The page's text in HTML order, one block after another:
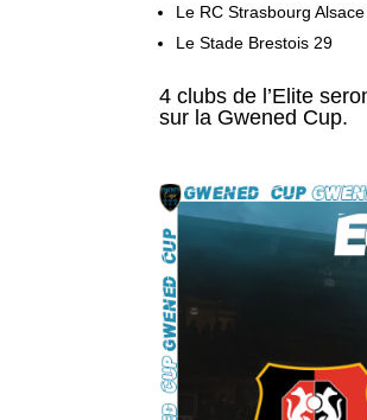
Le RC Strasbourg Alsace
Le Stade Brestois 29
4 clubs de l’Elite
sur la Gwened Cup.